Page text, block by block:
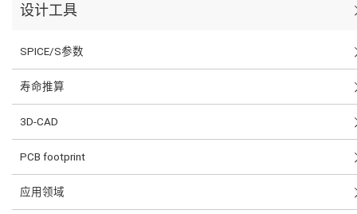
设计工具
SPICE/S参数
寿命推算
3D-CAD
PCB footprint
应用领域